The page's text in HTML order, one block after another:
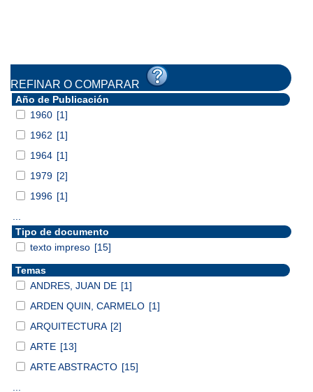
REFINAR O COMPARAR
Año de Publicación
1960 [1]
1962 [1]
1964 [1]
1979 [2]
1996 [1]
Tipo de documento
texto impreso [15]
Temas
ANDRES, JUAN DE [1]
ARDEN QUIN, CARMELO [1]
ARQUITECTURA [2]
ARTE [13]
ARTE ABSTRACTO [15]